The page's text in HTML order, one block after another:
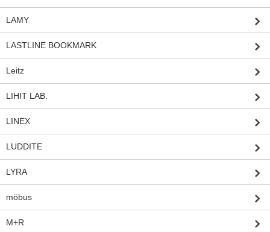
LAMY
LASTLINE BOOKMARK
Leitz
LIHIT LAB.
LINEX
LUDDITE
LYRA
möbus
M+R